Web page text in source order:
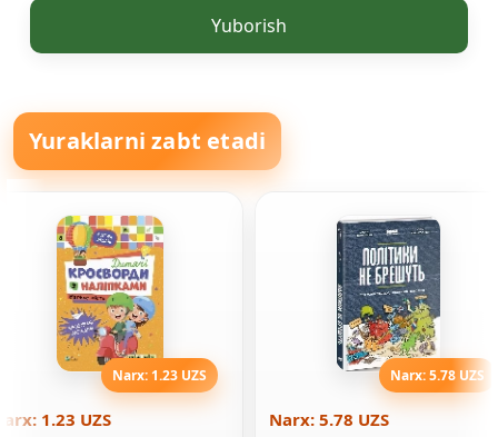
Yuborish
Yuraklarni zabt etadi
Narx: 1.23 UZS
1.23 UZS
Narx: 5.78 UZS
Narx: 5.78 UZS